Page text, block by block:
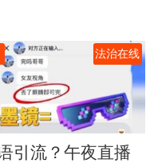
法治在线
引流？午夜直播